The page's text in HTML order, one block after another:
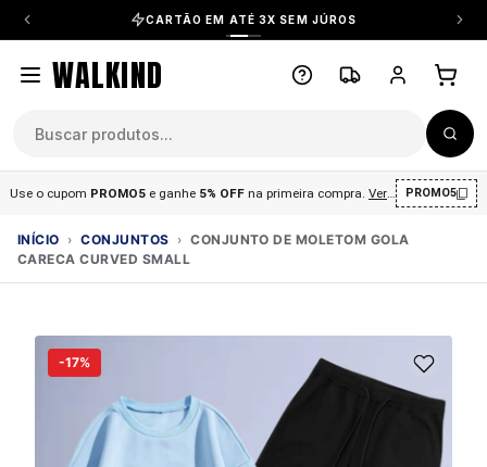
CARTÃO EM ATÉ 3X SEM JÚROS
WALKIND
Use o cupom PROMO5 e ganhe 5% OFF na primeira compra Ver condições .
PROMO5
INÍCIO › CONJUNTOS › CONJUNTO DE MOLETOM GOLA
CARECA CURVED SMALL
-17%